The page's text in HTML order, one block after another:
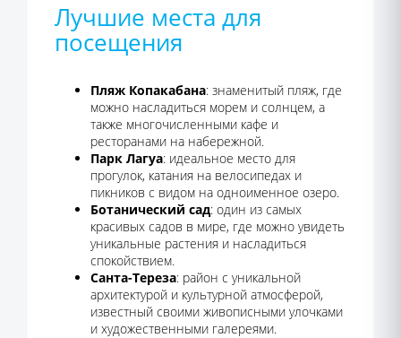
Лучшие места для
посещения
Пляж Копакабана: знаменитый пляж, где
можно насладиться морем и солнцем, а
также многочисленными кафе и
ресторанами на набережной.
Парк Лагуа: идеальное место для
прогулок, катания на велосипедах и
пикников с видом на одноименное озеро.
Ботанический сад: один из самых
красивых садов в мире, где можно увидеть
уникальные растения и насладиться
спокойствием.
Санта-Тереза: район с уникальной
архитектурой и культурной атмосферой,
известный своими живописными улочками
и художественными галереями.